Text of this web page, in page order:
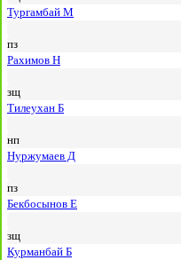
Тургамбай М
пз
Рахимов Н
зщ
Тилеухан Б
нп
Нуржумаев Д
пз
Бекбосынов Е
зщ
Курманбай Б